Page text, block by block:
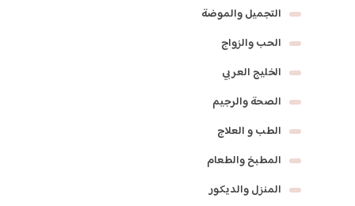
التجميل والموضة
الحب والزواج
الخليج العربي
الصحة والرجيم
الطب و العلاج
المطبخ والطعام
المنزل والديكور